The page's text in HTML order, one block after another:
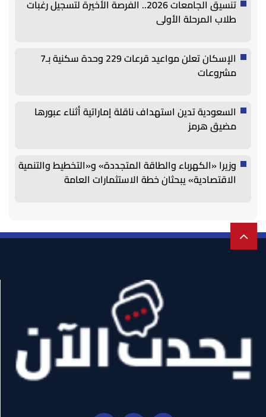
تنسيق الجامعات 2026.. الفرصة الأخيرة لتسجيل رغبات
طلاب المرحلة الأولى
الإسكان تعلن مواعيد قرعات 229 وحدة سكنية بـ7
مشروعات
السعودية تدين استهداف ناقلة إماراتية أثناء عبورها
مضيق هرمز
وزيرا «الكهرباء والطاقة المتجددة» و«التخطيط والتنمية
الاقتصادية» يبحثان خطة الاستثمارات العامة